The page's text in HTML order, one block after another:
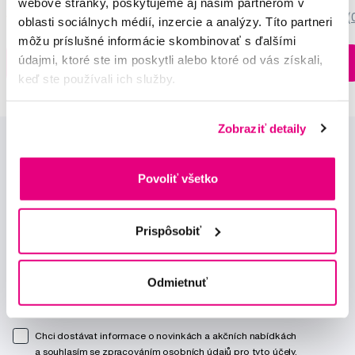
oblasti sociálnych médií, inzercie a analýzy. Títo partneri
môžu príslušné informácie skombinovať s ďalšími
údajmi, ktoré ste im poskytli alebo ktoré od vás získali,
keď ste používali ich služby.
Zobraziť detaily
Povoliť všetko
Prispôsobiť
Odmietnuť
5,0/5 (27x)
Do košíku
Na sklade > 5 ks
0,0/5
Do košíku
Chci dostávat informace o novinkách a akčních nabídkách
a souhlasím se zpracováním osobních údajů pro tyto účely.